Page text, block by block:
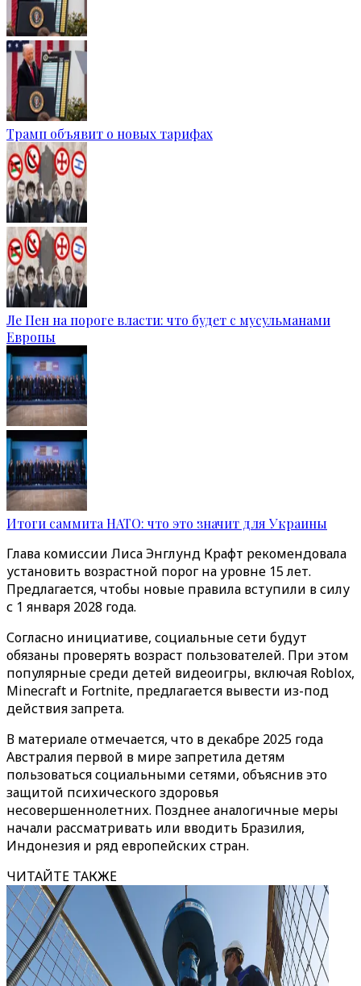
Трамп объявит о новых тарифах
Ле Пен на пороге власти: что будет с мусульманами
Европы
Итоги саммита НАТО: что это значит для Украины
Глава комиссии Лиса Энглунд Крафт рекомендовала
установить возрастной порог на уровне 15 лет.
Предлагается, чтобы новые правила вступили в силу
с 1 января 2028 года.
Согласно инициативе, социальные сети будут
обязаны проверять возраст пользователей. При этом
популярные среди детей видеоигры, включая Roblox,
Minecraft и Fortnite, предлагается вывести из-под
действия запрета.
В материале отмечается, что в декабре 2025 года
Австралия первой в мире запретила детям
пользоваться социальными сетями, объяснив это
защитой психического здоровья
несовершеннолетних. Позднее аналогичные меры
начали рассматривать или вводить Бразилия,
Индонезия и ряд европейских стран.
ЧИТАЙТЕ ТАКЖЕ